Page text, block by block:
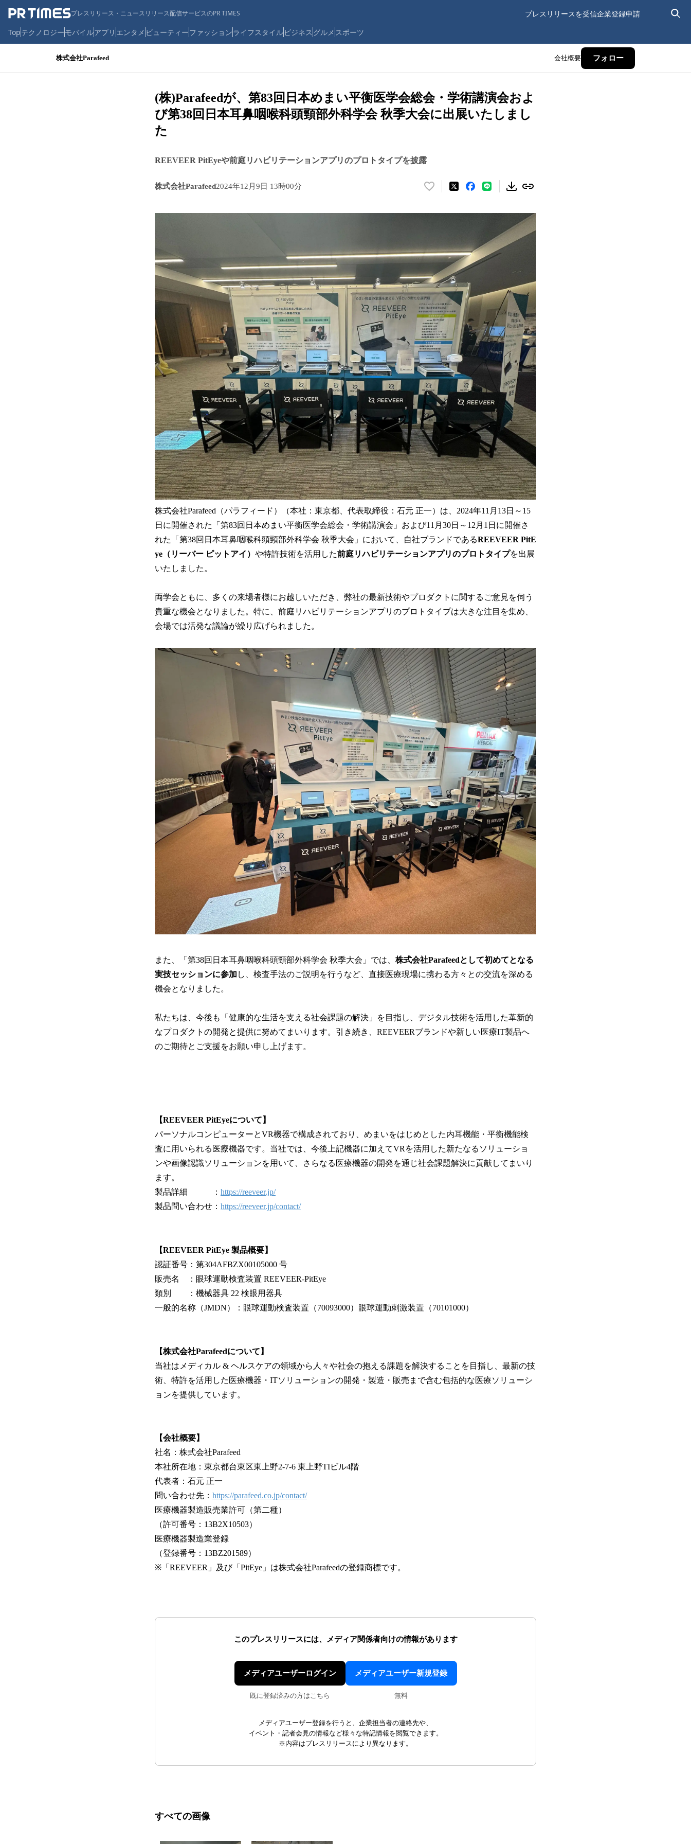
プレスリリース・ニュースリリース配信サービスのPR TIMES プレスリリースを受信企業登録申請
Topテクノロジーモバイルアプリ エンタメ ビューティーファッションライフスタイルビジネス グルメ スポーツ
株式会社Parafeed 会社概要 フォロー
(株)Parafeedが、第83回日本めまい平衡医学会総会・学術講演会およ
び第38回日本耳鼻咽喉科頭頸部外科学会 秋季大会に出展いたしまし
た
REEVEER PitEyeや前庭リハビリテーションアプリのプロトタイプを披露
株式会社Parafeed2024年12月9日 13時00分
い
ね
読
込
み
中
で
す
株式会社Parafeed（パラフィード）（本社：東京都、代表取締役：石元 正一）は、2024年11月13日～15
日に開催された「第83回日本めまい平衡医学会総会・学術講演会」および11月30日～12月1日に開催さ
れた「第38回日本耳鼻咽喉科頭頸部外科学会 秋季大会」において、自社ブランドであるREEVEER PitE
ye（リーバー ピットアイ） や特許技術を活用した前庭リハビリテーションアプリのプロトタイプを出展
いたしました。
両学会ともに、多くの来場者様にお越しいただき、弊社の最新技術やプロダクトに関するご意見を伺う
貴重な機会となりました。特に、前庭リハビリテーションアプリのプロトタイプは大きな注目を集め、
会場では活発な議論が繰り広げられました。
また、「第38回日本耳鼻咽喉科頭頸部外科学会 秋季大会」では、 株式会社Parafeedとして初めてとなる
実技セッションに参加 し、検査手法のご説明を行うなど、直接医療現場に携わる方々との交流を深める
機会となりました。
私たちは、今後も「健康的な生活を支える社会課題の解決」を目指し、デジタル技術を活用した革新的
なプロダクトの開発と提供に努めてまいります。引き続き、REEVEERブランドや新しい医療IT製品へ
のご期待とご支援をお願い申し上げます。
【REEVEER PitEyeについて】
パーソナルコンピューターとVR機器で構成されており、めまいをはじめとした内耳機能・平衡機能検
査に用いられる医療機器です。当社では、今後上記機器に加えてVRを活用した新たなるソリューショ
ンや画像認識ソリューションを用いて、さらなる医療機器の開発を通じ社会課題解決に貢献してまいり
ます。
製品詳細 ： https://reeveer.jp/
製品問い合わせ： https://reeveer.jp/contact/
【REEVEER PitEye 製品概要】
認証番号：第304AFBZX00105000 号
販売名 ：眼球運動検査装置 REEVEER-PitEye
類別 ：機械器具 22 検眼用器具
一般的名称（JMDN）：眼球運動検査装置（70093000）眼球運動刺激装置（70101000）
【株式会社Parafeedについて】
当社はメディカル & ヘルスケアの領域から人々や社会の抱える課題を解決することを目指し、最新の技
術、特許を活用した医療機器・ITソリューションの開発・製造・販売まで含む包括的な医療ソリューシ
ョンを提供しています。
【会社概要】
社名：株式会社Parafeed
本社所在地：東京都台東区東上野2-7-6 東上野TIビル4階
代表者：石元 正一
問い合わせ先： https://parafeed.co.jp/contact/
医療機器製造販売業許可（第二種）
（許可番号：13B2X10503）
医療機器製造業登録
（登録番号：13BZ201589）
※「REEVEER」及び「PitEye」は株式会社Parafeedの登録商標です。
このプレスリリースには、 メディア関係者向けの情報があります
メディアユーザーログイン
既に登録済みの方はこちら
メディアユーザー新規登録
無料
メディアユーザー登録を行うと、企業担当者の連絡先や、
イベント・記者会見の情報など様々な特記情報を閲覧できます。
※内容はプレスリリースにより異なります。
すべての画像